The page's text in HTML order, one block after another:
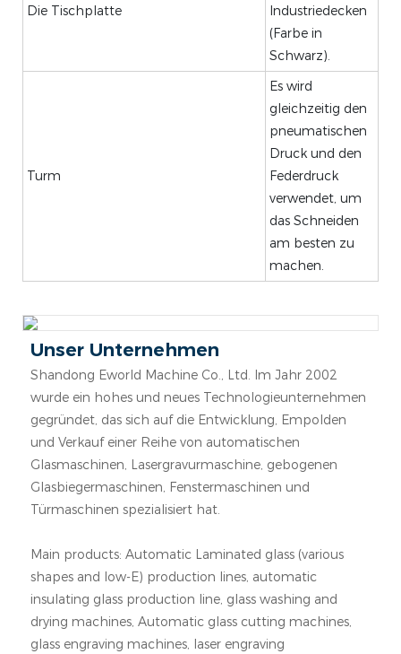
Die Tischplatte
Industriedecken
(Farbe in
Schwarz).
Turm
Es wird
gleichzeitig den
pneumatischen
Druck und den
Federdruck
verwendet, um
das Schneiden
am besten zu
machen.
Unser Unternehmen
Shandong Eworld Machine Co., Ltd. Im Jahr 2002
wurde ein hohes und neues Technologieunternehmen
gegründet, das sich auf die Entwicklung, Empolden
und Verkauf einer Reihe von automatischen
Glasmaschinen, Lasergravurmaschine, gebogenen
Glasbiegermaschinen, Fenstermaschinen und
Türmaschinen spezialisiert hat.
Main products: Automatic Laminated glass (various
shapes and low-E) production lines, automatic
insulating glass production line, glass washing and
drying machines, Automatic glass cutting machines,
glass engraving machines, laser engraving